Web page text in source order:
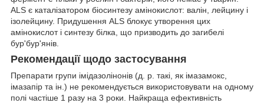
ALS є каталізатором біосинтезу амінокислот: валін, лейцину і
ізолейцину. Придушення ALS блокує утворення цих
амінокислот і синтезу білка, що призводить до загибелі
бур'бур'янів.
Рекомендації щодо застосування
Препарати групи імідазолінонів (д. р. такі, як імазамокс,
імазапір та ін.) не рекомендується використовувати на одному
полі частіше 1 разу на 3 роки. Найкраща ефективність